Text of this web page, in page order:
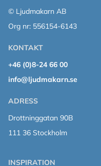
© Ljudmakarn AB
Org nr: 556154-6143
KONTAKT
+46 (0)8-24 66 00
info@ljudmakarn.se
ADRESS
Drottninggatan 90B
111 36 Stockholm
INSPIRATION